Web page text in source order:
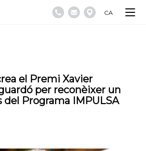
CA
el Premi Xavier
per reconèixer un
Programa IMPULSA